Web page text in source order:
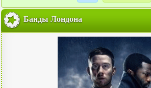
Банды Лондона